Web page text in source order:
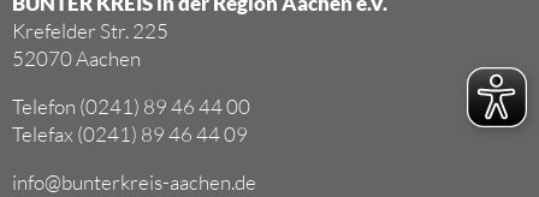
Krefelder Str. 225
52070 Aachen
Telefon (0241) 89 46 44 00
Telefax (0241) 89 46 44 09
info@bunterkreis-aachen.de